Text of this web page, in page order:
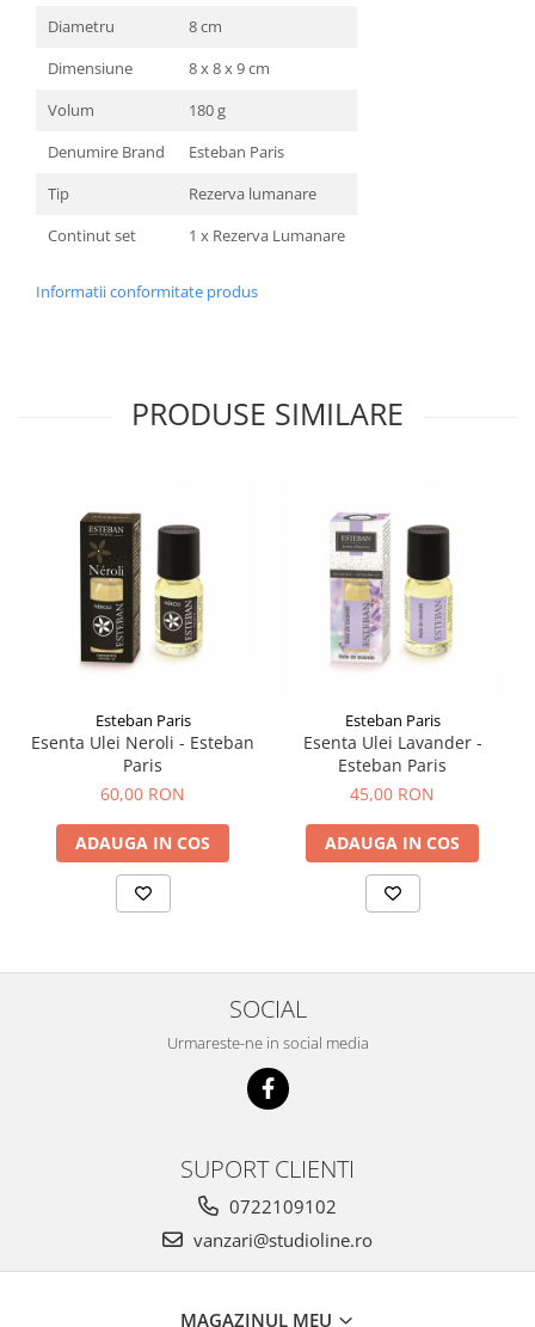
Diametru
8 cm
Dimensiune
8 x 8 x 9 cm
Volum
180 g
Denumire Brand
Esteban Paris
Tip
Rezerva lumanare
Continut set
1 x Rezerva Lumanare
Informatii conformitate produs
PRODUSE SIMILARE
Esteban Paris
Esenta Ulei Neroli - Esteban
Paris
60,00 RON
ADAUGA IN COS
Esteban Paris
Esenta Ulei Lavander -
Esteban Paris
45,00 RON
ADAUGA IN COS
SOCIAL
Urmareste-ne in social media
SUPORT CLIENTI
0722109102
vanzari@studioline.ro
MAGAZINUL MEU